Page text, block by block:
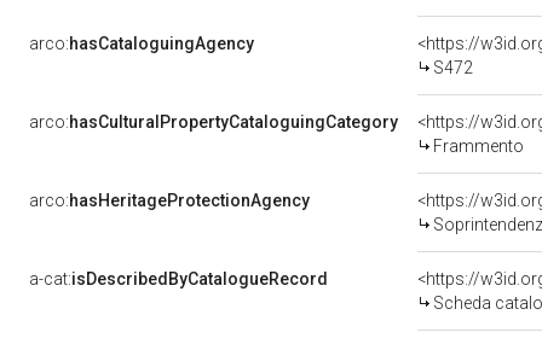
arco:hasCataloguingAgency
<https://
S472
arco:hasCulturalPropertyCataloguingCategory
<https://
Frammento
arco:hasHeritageProtectionAgency
<https://
Soprintendenza
a-cat:isDescribedByCatalogueRecord
<https://
Scheda